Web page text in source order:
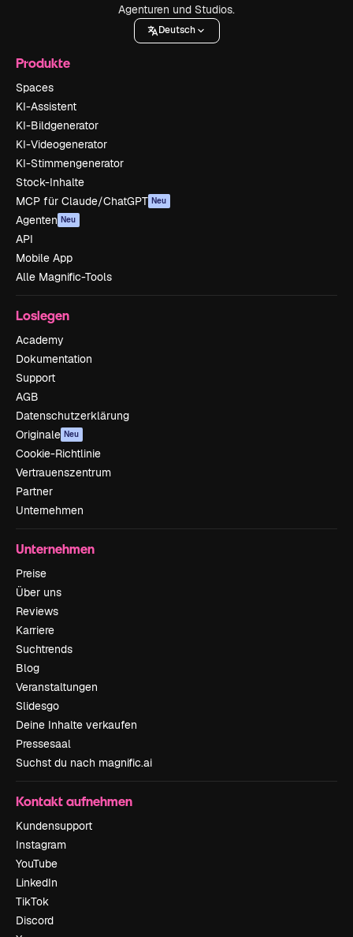
Agenturen und Studios.
Deutsch
Produkte
Spaces
KI-Assistent
KI-Bildgenerator
KI-Videogenerator
KI-Stimmengenerator
Stock-Inhalte
MCP für Claude/ChatGPT Neu
Agenten Neu
API
Mobile App
Alle Magnific-Tools
Loslegen
Academy
Dokumentation
Support
AGB
Datenschutzerklärung
Originale Neu
Cookie-Richtlinie
Vertrauenszentrum
Partner
Unternehmen
Unternehmen
Preise
Über uns
Reviews
Karriere
Suchtrends
Blog
Veranstaltungen
Slidesgo
Deine Inhalte verkaufen
Pressesaal
Suchst du nach magnific.ai
Kontakt aufnehmen
Kundensupport
Instagram
YouTube
LinkedIn
TikTok
Discord